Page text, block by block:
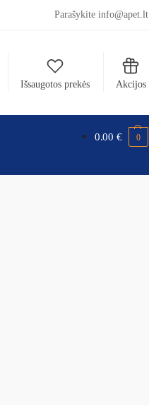
Parašykite info@apet.lt
Išsaugotos prekės Akcijos
0.00€ 0